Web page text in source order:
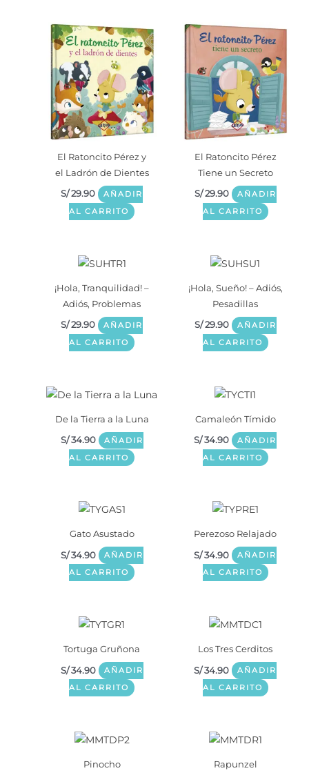
El Ratoncito Pérez y
el Ladrón de Dientes
S/29.90
AÑADIR
AL CARRITO
El Ratoncito Pérez
Tiene un Secreto
S/29.90
AÑADIR
AL CARRITO
¡Hola, Tranquilidad! –
Adiós, Problemas
S/29.90
AÑADIR
AL CARRITO
¡Hola, Sueño! – Adiós,
Pesadillas
S/29.90
AÑADIR
AL CARRITO
De la Tierra a la Luna
S/34.90
AÑADIR
AL CARRITO
Camaleón Tímido
S/34.90
AÑADIR
AL CARRITO
Gato Asustado
S/34.90
AÑADIR
AL CARRITO
Perezoso Relajado
S/34.90
AÑADIR
AL CARRITO
Tortuga Gruñona
S/34.90
AÑADIR
AL CARRITO
Los Tres Cerditos
S/34.90
AÑADIR
AL CARRITO
Pinocho Rapunzel